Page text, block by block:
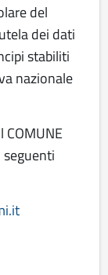
del
dei dati
stabiliti
nazionale
seguenti